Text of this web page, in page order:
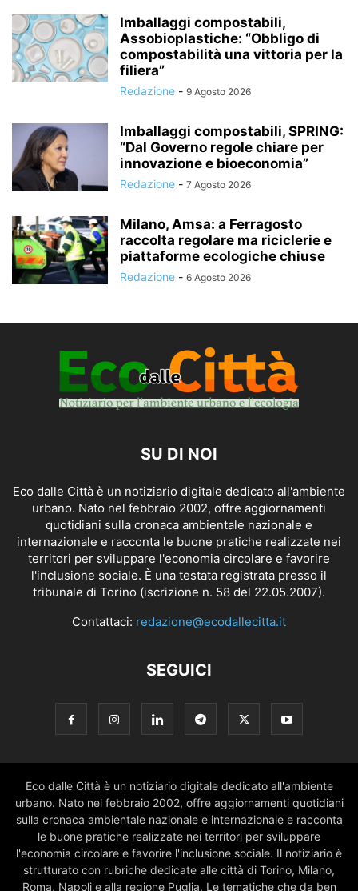
Imballaggi compostabili,
Assobioplastiche: “Obbligo di
compostabilità una vittoria per la
filiera”
Redazione - 9 Agosto 2026
Imballaggi compostabili, SPRING:
“Dal Governo regole chiare per
innovazione e bioeconomia”
Redazione - 7 Agosto 2026
Milano, Amsa: a Ferragosto
raccolta regolare ma riciclerie e
piattaforme ecologiche chiuse
Redazione - 6 Agosto 2026
SU DI NOI
Eco dalle Città è un notiziario digitale dedicato all'ambiente
urbano. Nato nel febbraio 2002, offre aggiornamenti
quotidiani sulla cronaca ambientale nazionale e
internazionale e racconta le buone pratiche realizzate nei
territori per sviluppare l'economia circolare e favorire
l'inclusione sociale. È una testata registrata presso il
tribunale di Torino (iscrizione n. 58 del 22.05.2007).
Contattaci: redazione@ecodallecitta.it
SEGUICI
Eco dalle Città è un notiziario digitale dedicato all'ambiente
urbano. Nato nel febbraio 2002, offre aggiornamenti quotidiani
sulla cronaca ambientale nazionale e internazionale e racconta
le buone pratiche realizzate nei territori per sviluppare
l'economia circolare e favorire l'inclusione sociale. Il notiziario è
strutturato con rubriche dedicate alle città di Torino, Milano,
Roma, Napoli e alla regione Puglia. Le tematiche che da ben